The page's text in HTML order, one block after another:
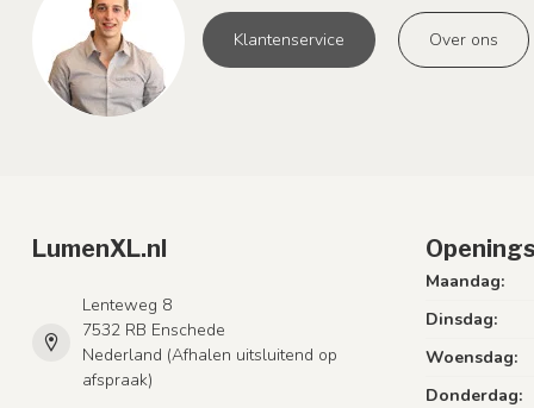
Klantenservice Over ons
LumenXL.nl
Lenteweg 8
7532 RB Enschede
Nederland (Afhalen uitsluitend op
afspraak)
Maandag:
Dinsdag:
Woensdag:
Donderdag: